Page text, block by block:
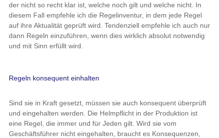
der nicht so recht klar ist, welche noch gilt und welche nicht. In
diesem Fall empfehle ich die Regelinventur, in dem jede Regel
auf ihre Aktualität geprüft wird. Tendenziell empfehle ich auch nur
dann Regeln einzuführen, wenn dies wirklich absolut notwendig
und mit Sinn erfüllt wird.
Regeln konsequent einhalten
Sind sie in Kraft gesetzt, müssen sie auch konsequent überprüft
und eingehalten werden. Die Helmpflicht in der Produktion ist
eine Regel, die immer und für Jeden gilt. Wird sie vom
Geschäftsführer nicht eingehalten, braucht es Konsequenzen,